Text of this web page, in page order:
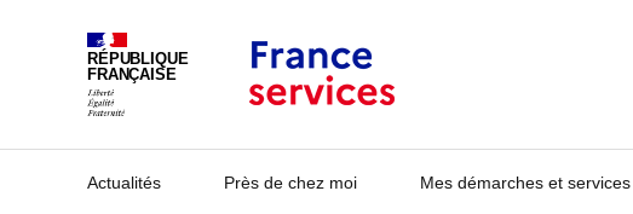
RÉPUBLIQUE
FRANÇAISE
Actualités Près de chez moi Mes démarches et services